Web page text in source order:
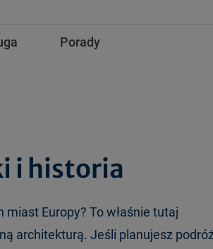
Porady
i historia
Europy? To właśnie tutaj
architekturą. Jeśli planujesz